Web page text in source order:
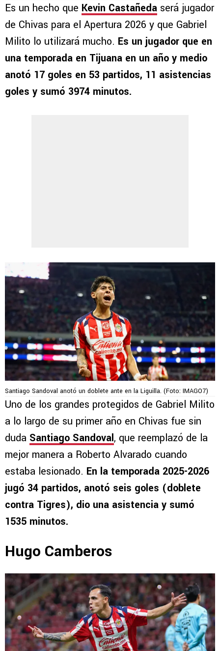
Es un hecho que Kevin Castañeda será jugador
de Chivas para el Apertura 2026 y que Gabriel
Milito lo utilizará mucho. Es un jugador que en
una temporada en Tijuana en un año y medio
anotó 17 goles en 53 partidos, 11 asistencias
goles y sumó 3974 minutos.
Santiago Sandoval anotó un doblete ante en la Liguilla. (Foto: IMAGO7)
Uno de los grandes protegidos de Gabriel Milito
a lo largo de su primer año en Chivas fue sin
duda Santiago Sandoval, que reemplazó de la
mejor manera a Roberto Alvarado cuando
estaba lesionado. En la temporada 2025-2026
jugó 34 partidos, anotó seis goles (doblete
contra Tigres), dio una asistencia y sumó
1535 minutos.
Hugo Camberos